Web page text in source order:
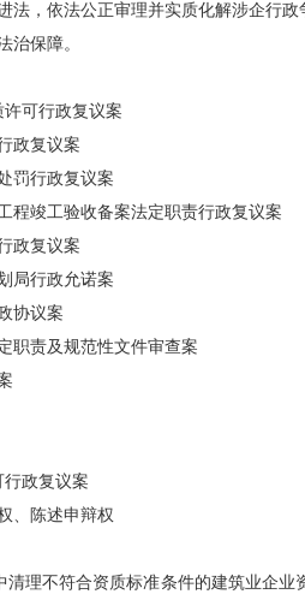
，依法公正审理并实质化解涉企行
治保障。
可行政复议案
政复议案
罚行政复议案
竣工验收备案法定职责行政复议案
政复议案
局行政允诺案
协议案
责及规范性文件审查案
政复议案
陈述申辩权
不符合资质标准条件的建筑业企业